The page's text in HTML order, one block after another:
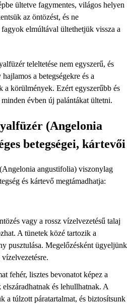
ültetve fagymentes, világos helyen
az öntözést, és ne
elmúltával ültethetjük vissza a
teleltetése nem egyszerű, és
a betegségekre és a
a körülmények. Ezért egyszerűbb és
évben új palántákat ültetni.
(Angelonia
betegségei, kártevői
angustifolia) viszonylag
és kártevő megtámadhatja:
vagy a rossz vízelvezetésű talaj
A tünetek közé tartozik a
pusztulása. Megelőzésként ügyeljünk
fehér, lisztes bevonatot képez a
és lehullhatnak. A
a túlzott páratartalmat, és biztosítsunk